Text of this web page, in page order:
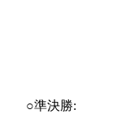
○準決勝: